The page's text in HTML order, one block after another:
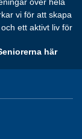
vi för att skapa
ett aktivt liv för
här